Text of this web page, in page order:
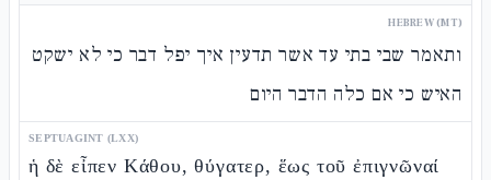
HEBREW (MT)
ותאמר שבי בתי עד אשר תדעין איך יפל דבר כי לא ישקט
האיש כי אם כלה הדבר היום
SEPTUAGINT (LXX)
ἡ δὲ εἶπεν Κάθου, θύγατερ, ἕως τοῦ ἐπιγνῶναί